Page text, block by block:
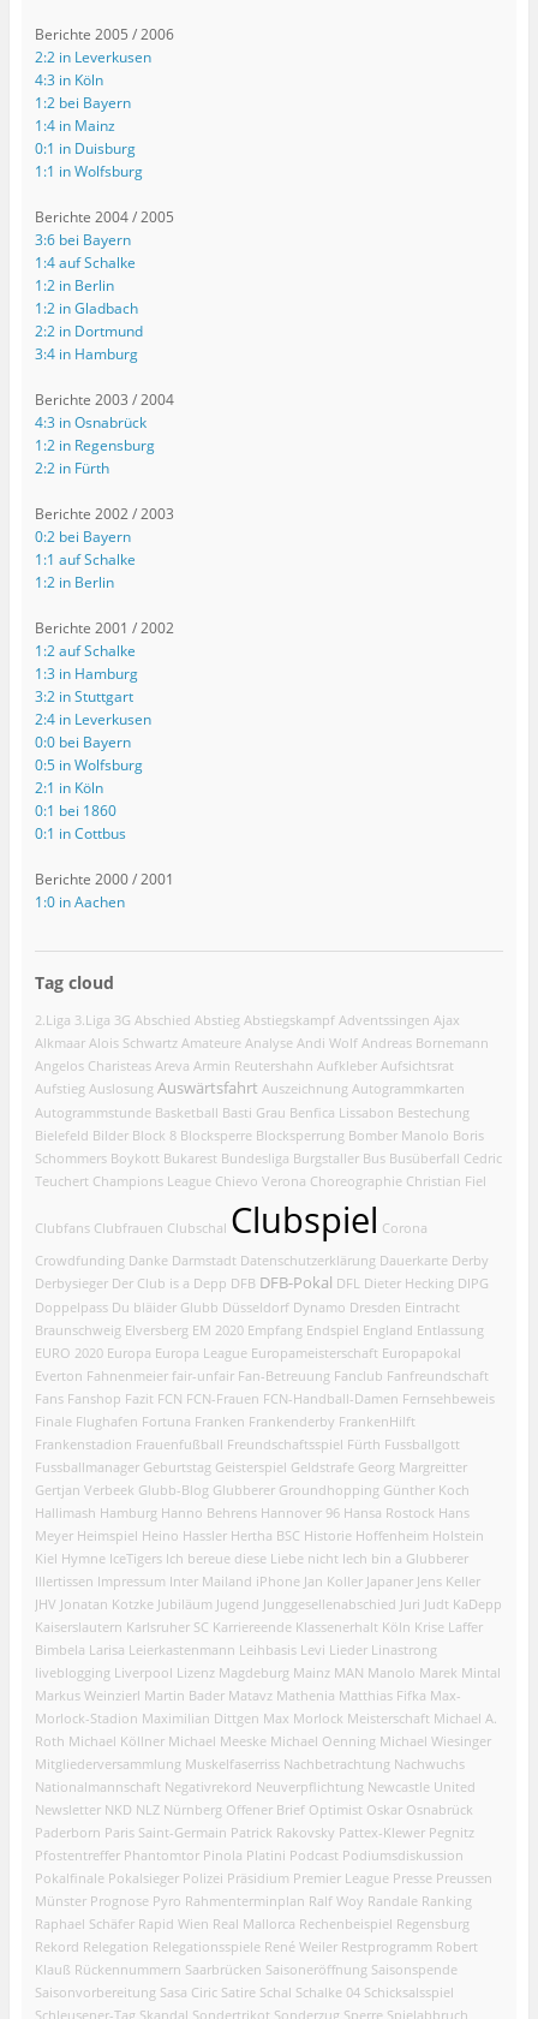
Berichte 2005 / 2006
2:2 in Leverkusen
4:3 in Köln
1:2 bei Bayern
1:4 in Mainz
0:1 in Duisburg
1:1 in Wolfsburg
Berichte 2004 / 2005
3:6 bei Bayern
1:4 auf Schalke
1:2 in Berlin
1:2 in Gladbach
2:2 in Dortmund
3:4 in Hamburg
Berichte 2003 / 2004
4:3 in Osnabrück
1:2 in Regensburg
2:2 in Fürth
Berichte 2002 / 2003
0:2 bei Bayern
1:1 auf Schalke
1:2 in Berlin
Berichte 2001 / 2002
1:2 auf Schalke
1:3 in Hamburg
3:2 in Stuttgart
2:4 in Leverkusen
0:0 bei Bayern
0:5 in Wolfsburg
2:1 in Köln
0:1 bei 1860
0:1 in Cottbus
Berichte 2000 / 2001
1:0 in Aachen
Tag cloud
2.Liga 3.Liga 3G Abschied Abstieg Abstiegskampf Adventssingen Ajax
Alkmaar Alois Schwartz Amateure Analyse Andi Wolf Andreas Bornemann
Angelos Charisteas Areva Armin Reutershahn Aufkleber Aufsichtsrat
Aufstieg Auslosung Auswärtsfahrt Auszeichnung Autogrammkarten
Autogrammstunde Basketball Basti Grau Benfica Lissabon Bestechung
Bielefeld Bilder Block 8 Blocksperre Blocksperrung Bomber Manolo Boris
Schommers Boykott Bukarest Bundesliga Burgstaller Bus Busüberfall Cedric
Teuchert Champions League Chievo Verona Choreographie Christian Fiel
Clubfans Clubfrauen Clubschal Clubspiel Corona
Crowdfunding Danke Darmstadt Datenschutzerklärung Dauerkarte Derby
Derbysieger Der Club is a Depp DFB DFB-Pokal DFL Dieter Hecking DIPG
Doppelpass Du bläider Glubb Düsseldorf Dynamo Dresden Eintracht
Braunschweig Elversberg EM 2020 Empfang Endspiel England Entlassung
EURO 2020 Europa Europa League Europameisterschaft Europapokal
Everton Fahnenmeier fair-unfair Fan-Betreuung Fanclub Fanfreundschaft
Fans Fanshop Fazit FCN FCN-Frauen FCN-Handball-Damen Fernsehbeweis
Finale Flughafen Fortuna Franken Frankenderby FrankenHilft
Frankenstadion Frauenfußball Freundschaftsspiel Fürth Fussballgott
Fussballmanager Geburtstag Geisterspiel Geldstrafe Georg Margreitter
Gertjan Verbeek Glubb-Blog Glubberer Groundhopping Günther Koch
Hallimash Hamburg Hanno Behrens Hannover 96 Hansa Rostock Hans
Meyer Heimspiel Heino Hassler Hertha BSC Historie Hoffenheim Holstein
Kiel Hymne IceTigers Ich bereue diese Liebe nicht Iech bin a Glubberer
Illertissen Impressum Inter Mailand iPhone Jan Koller Japaner Jens Keller
JHV Jonatan Kotzke Jubiläum Jugend Junggesellenabschied Juri Judt KaDepp
Kaiserslautern Karlsruher SC Karriereende Klassenerhalt Köln Krise Laffer
Bimbela Larisa Leierkastenmann Leihbasis Levi Lieder Linastrong
liveblogging Liverpool Lizenz Magdeburg Mainz MAN Manolo Marek Mintal
Markus Weinzierl Martin Bader Matavz Mathenia Matthias Fifka Max-
Morlock-Stadion Maximilian Dittgen Max Morlock Meisterschaft Michael A.
Roth Michael Köllner Michael Meeske Michael Oenning Michael Wiesinger
Mitgliederversammlung Muskelfaserriss Nachbetrachtung Nachwuchs
Nationalmannschaft Negativrekord Neuverpflichtung Newcastle United
Newsletter NKD NLZ Nürnberg Offener Brief Optimist Oskar Osnabrück
Paderborn Paris Saint-Germain Patrick Rakovsky Pattex-Klewer Pegnitz
Pfostentreffer Phantomtor Pinola Platini Podcast Podiumsdiskussion
Pokalfinale Pokalsieger Polizei Präsidium Premier League Presse Preussen
Münster Prognose Pyro Rahmenterminplan Ralf Woy Randale Ranking
Raphael Schäfer Rapid Wien Real Mallorca Rechenbeispiel Regensburg
Rekord Relegation Relegationsspiele René Weiler Restprogramm Robert
Klauß Rückennummern Saarbrücken Saisoneröffnung Saisonspende
Saisonvorbereitung Sasa Ciric Satire Schal Schalke 04 Schicksalsspiel
Schleusener-Tag Skandal Sondertrikot Sonderzug Sperre Spielabbruch